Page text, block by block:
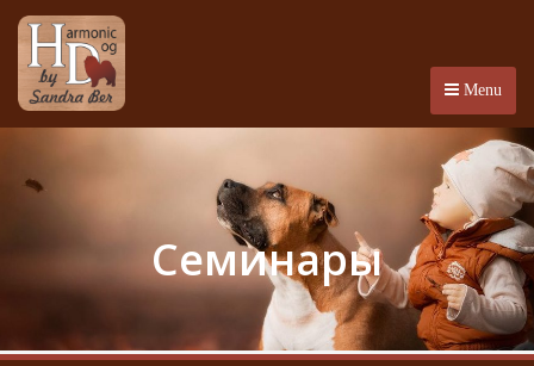
Menu
Семинары